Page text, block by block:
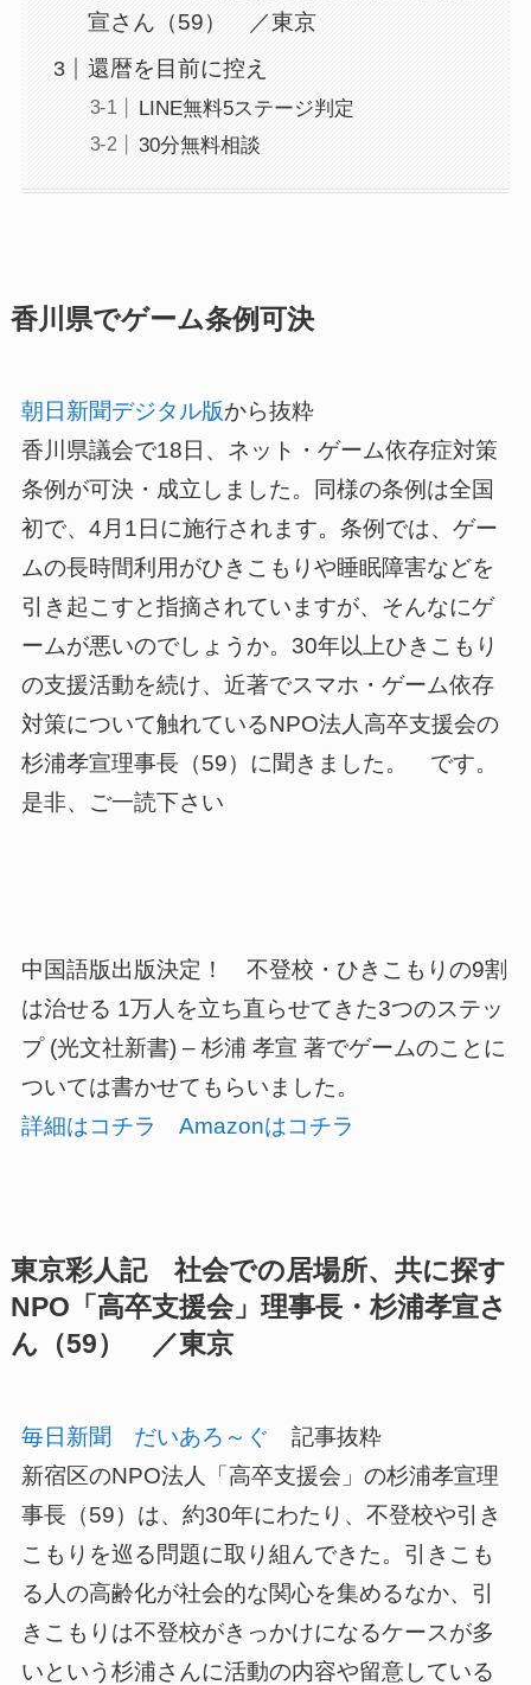
宣さん（59） ／東京
還暦を目前に控え
LINE無料5ステージ判定
30分無料相談
香川県でゲーム条例可決
朝日新聞デジタル版から抜粋
香川県議会で18日、ネット・ゲーム依存症対策
条例が可決・成立しました。同様の条例は全国
初で、4月1日に施行されます。条例では、ゲー
ムの長時間利用がひきこもりや睡眠障害などを
引き起こすと指摘されていますが、そんなにゲ
ームが悪いのでしょうか。30年以上ひきこもり
の支援活動を続け、近著でスマホ・ゲーム依存
対策について触れているNPO法人高卒支援会の
杉浦孝宣理事長（59）に聞きました。 です。
是非、ご一読下さい
中国語版出版決定！ 不登校・ひきこもりの9割
は治せる 1万人を立ち直らせてきた3つのステッ
プ (光文社新書) – 杉浦 孝宣 著でゲームのことに
ついては書かせてもらいました。
詳細はコチラ
Amazonはコチラ
東京彩人記 社会での居場所、共に探す
NPO「高卒支援会」理事長・杉浦孝宣さ
ん（59） ／東京
毎日新聞 だいあろ～ぐ 記事抜粋
新宿区のNPO法人「高卒支援会」の杉浦孝宣理
事長（59）は、約30年にわたり、不登校や引き
こもりを巡る問題に取り組んできた。引きこも
る人の高齢化が社会的な関心を集めるなか、引
きこもりは不登校がきっかけになるケースが多
いという杉浦さんに活動の内容や留意している